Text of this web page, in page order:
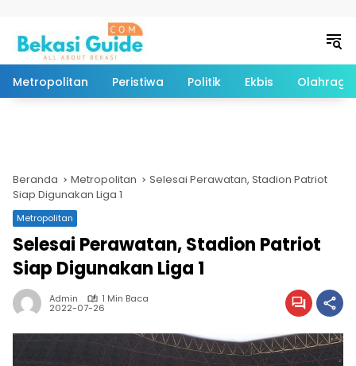
Metropolitan Peristiwa Politik Ekbis Olahraga
Beranda Metropolitan
Selesai Perawatan, Stadion Patriot
Siap Digunakan Liga 1
Metropolitan
Selesai Perawatan, Stadion Patriot
Siap Digunakan Liga 1
Admin 1 Min Baca
2022-07-26